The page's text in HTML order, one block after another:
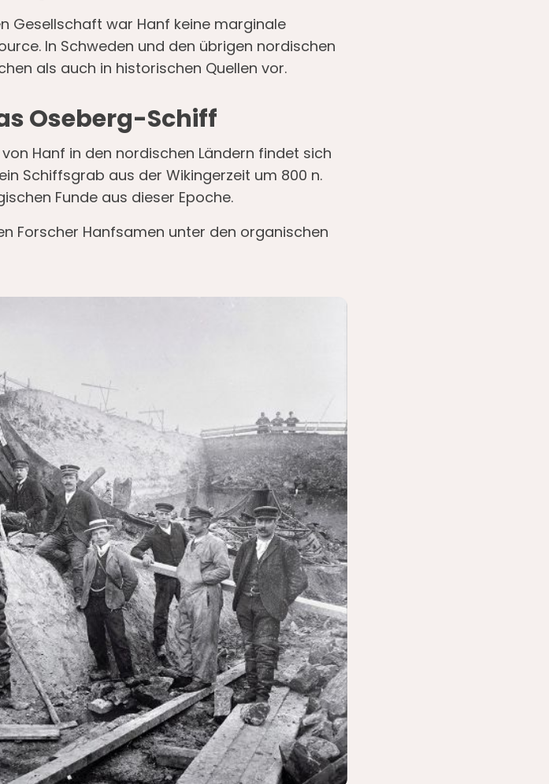
Gesellschaft war Hanf keine marginale
In Schweden und den übrigen nordischen
als auch in historischen Quellen vor.
Oseberg-Schiff
Hanf in den nordischen Ländern findet sich
Schiffsgrab aus der Wikingerzeit um 800 n.
Funde aus dieser Epoche.
Forscher Hanfsamen unter den organischen